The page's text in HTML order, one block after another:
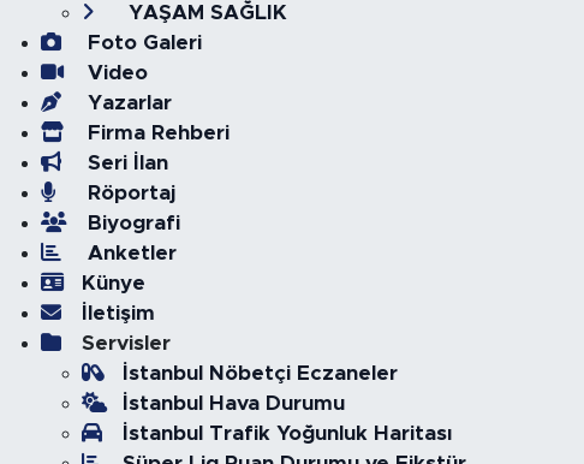
YAŞAM SAĞLIK
Foto Galeri
Video
Yazarlar
Firma Rehberi
Seri İlan
Röportaj
Biyografi
Anketler
Künye
İletişim
Servisler
İstanbul Nöbetçi Eczaneler
İstanbul Hava Durumu
İstanbul Trafik Yoğunluk Haritası